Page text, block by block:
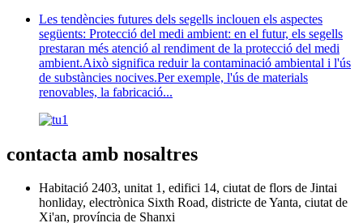
Les tendències futures dels segells inclouen els aspectes
següents: Protecció del medi ambient: en el futur, els segells
prestaran més atenció al rendiment de la protecció del medi
ambient.Això significa reduir la contaminació ambiental i l'ús
de substàncies nocives.Per exemple, l'ús de materials
renovables, la fabricació...
contacta amb nosaltres
Habitació 2403, unitat 1, edifici 14, ciutat de flors de Jintai
honliday, electrònica Sixth Road, districte de Yanta, ciutat de
Xi'an, província de Shanxi